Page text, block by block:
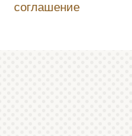
соглашение